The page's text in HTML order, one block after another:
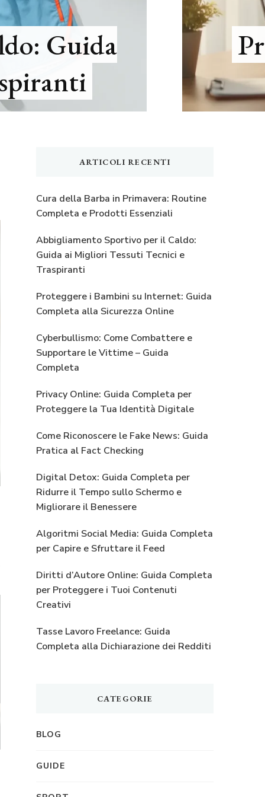
Guida
ARTICOLI RECENTI
Cura della Barba in Primavera: Routine
Completa e Prodotti Essenziali
Abbigliamento Sportivo per il Caldo:
Guida ai Migliori Tessuti Tecnici e
Traspiranti
Proteggere i Bambini su Internet: Guida
Completa alla Sicurezza Online
Cyberbullismo: Come Combattere e
Supportare le Vittime – Guida
Completa
Privacy Online: Guida Completa per
Proteggere la Tua Identità Digitale
Come Riconoscere le Fake News: Guida
Pratica al Fact Checking
Digital Detox: Guida Completa per
Ridurre il Tempo sullo Schermo e
Migliorare il Benessere
Algoritmi Social Media: Guida Completa
per Capire e Sfruttare il Feed
Diritti d’Autore Online: Guida Completa
per Proteggere i Tuoi Contenuti
Creativi
Tasse Lavoro Freelance: Guida
Completa alla Dichiarazione dei Redditi
CATEGORIE
BLOG
GUIDE